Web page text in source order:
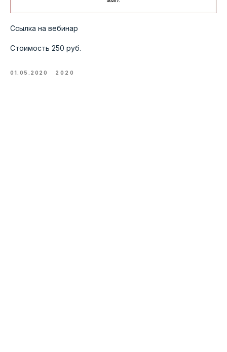
Ссылка на вебинар
Стоимость 250 руб.
01.05.2020 2020